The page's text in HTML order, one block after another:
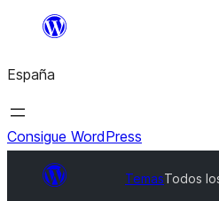
Saltar
contenido
España
Consigue WordPress
TemasTodos